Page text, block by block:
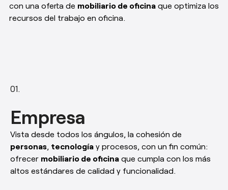
con una oferta de mobiliario de oficinaque optimiza los
recursos del trabajo en oficina.
Empresa
Vista desde todos los ángulos, la cohesión de
personas, tecnología y procesos, con un fin común:
ofrecer mobiliario de oficina que cumpla con los más
altos estándares de calidad y funcionalidad.